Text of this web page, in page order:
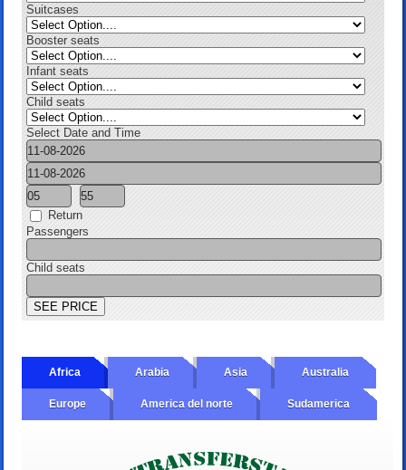
Suitcases
Booster seats
Infant seats
Child seats
Select Date and Time
Return
Passengers
Child seats
Africa Arabia Asia Australia
Europe America del norte Sudamerica